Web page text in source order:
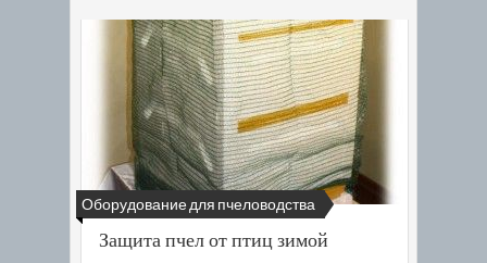
Оборудование для пчеловодства
Защита пчел от птиц зимой